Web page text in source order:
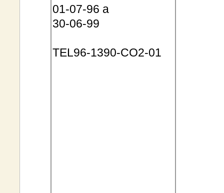
01-07-96 a
30-06-99
TEL96-1390-CO2-01